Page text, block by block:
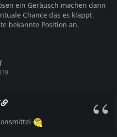
ein Geräusch machen dann
Chance das es klappt.
bekannte Position an.